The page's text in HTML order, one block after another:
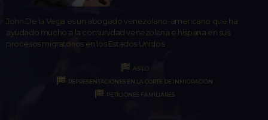
John De la Vega es un abogado venezolano-americano que ha
ayudado mucho a la comunidad venezolana e hispana en sus
procesos migratorios en los Estados Unidos.
ASILO
REPRESENTACIONES EN LA CORTE DE INMIGRACIÓN
PETICIONES FAMILIARES